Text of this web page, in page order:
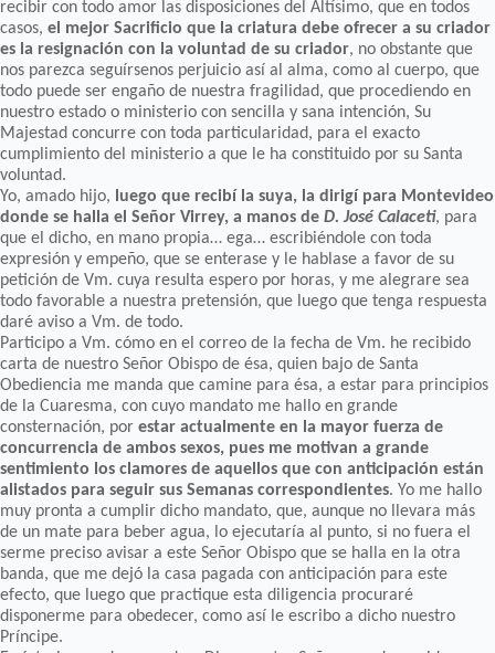
recibir con todo amor las disposiciones del Altísimo, que en todos
casos, el mejor Sacrificio que la criatura debe ofrecer a su criador
es la resignación con la voluntad de su criador, no obstante que
nos parezca seguírsenos perjuicio así al alma, como al cuerpo, que
todo puede ser engaño de nuestra fragilidad, que procediendo en
nuestro estado o ministerio con sencilla y sana intención, Su
Majestad concurre con toda particularidad, para el exacto
cumplimiento del ministerio a que le ha constituido por su Santa
voluntad.
Yo, amado hijo, luego que recibí la suya, la dirigí para Montevideo
donde se halla el Señor Virrey, a manos de D. José Calaceti, para
que el dicho, en mano propia… ega… escribiéndole con toda
expresión y empeño, que se enterase y le hablase a favor de su
petición de Vm. cuya resulta espero por horas, y me alegrare sea
todo favorable a nuestra pretensión, que luego que tenga respuesta
daré aviso a Vm. de todo.
Participo a Vm. cómo en el correo de la fecha de Vm. he recibido
carta de nuestro Señor Obispo de ésa, quien bajo de Santa
Obediencia me manda que camine para ésa, a estar para principios
de la Cuaresma, con cuyo mandato me hallo en grande
consternación, por estar actualmente en la mayor fuerza de
concurrencia de ambos sexos, pues me motivan a grande
sentimiento los clamores de aquellos que con anticipación están
alistados para seguir sus Semanas correspondientes. Yo me hallo
muy pronta a cumplir dicho mandato, que, aunque no llevara más
de un mate para beber agua, lo ejecutaría al punto, si no fuera el
serme preciso avisar a este Señor Obispo que se halla en la otra
banda, que me dejó la casa pagada con anticipación para este
efecto, que luego que practique esta diligencia procuraré
disponerme para obedecer, como así le escribo a dicho nuestro
Príncipe.